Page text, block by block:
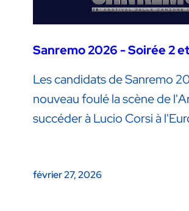
Sanremo 2026 - Soirée 2
Les candidats de Sanremo
nouveau foulé la scène de
succéder à Lucio Corsi à
février 27, 2026